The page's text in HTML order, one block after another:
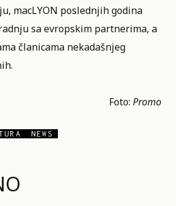
macLYON poslednjih godina
sa evropskim partnerima, a
članicama nekadašnjeg
Foto: Promo
NEWS